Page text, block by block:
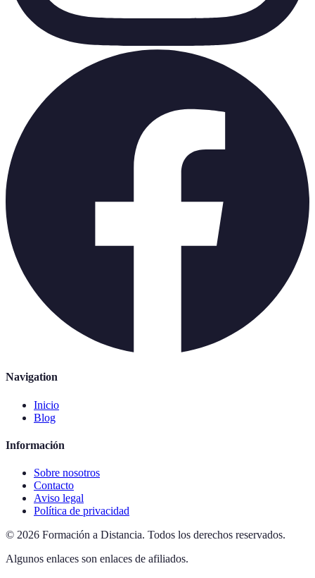
Navigation
Inicio
Blog
Información
Sobre nosotros
Contacto
Aviso legal
Política de privacidad
© 2026 Formación a Distancia. Todos los derechos reservados.
Algunos enlaces son enlaces de afiliados.